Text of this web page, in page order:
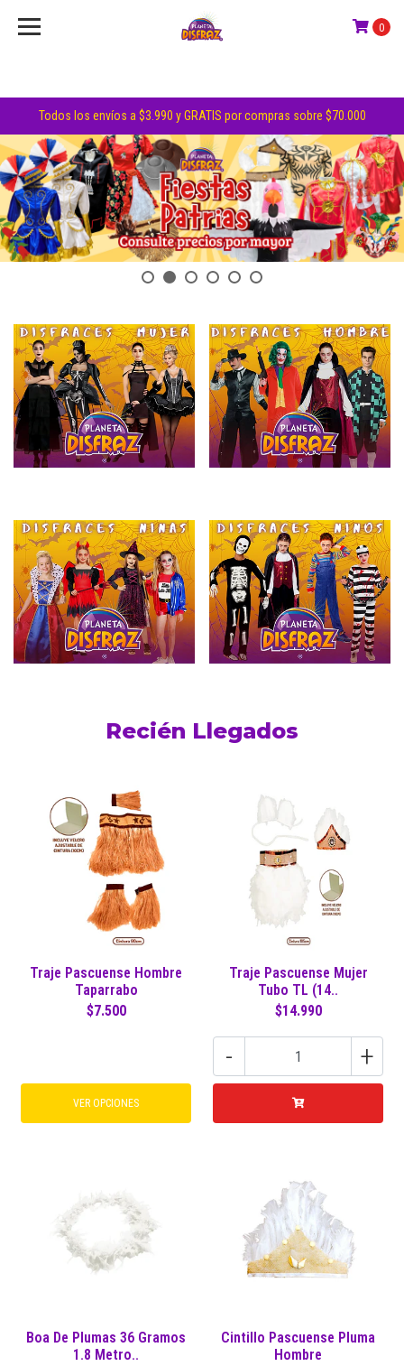
Todos los envíos a $3.990 y GRATIS por compras sobre $70.000
0
Recién Llegados
Traje Pascuense Hombre
Taparrabo
$7.500
VER OPCIONES
Traje Pascuense Mujer
Tubo TL (14..
$14.990
- +
Boa De Plumas 36 Gramos
1.8 Metro..
Cintillo Pascuense Pluma
Hombre